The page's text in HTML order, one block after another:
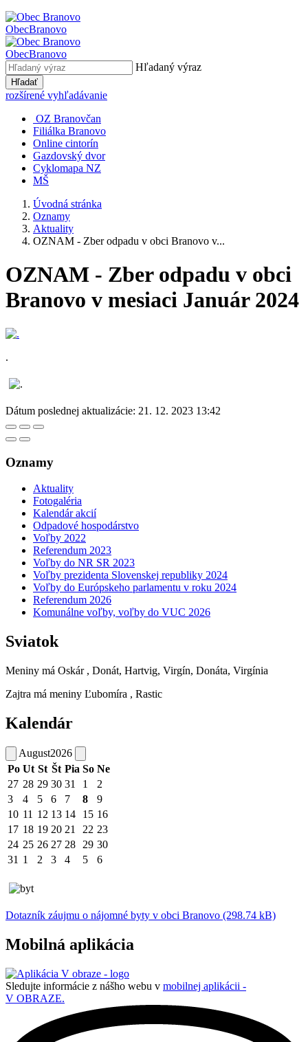
ObecBranovo
ObecBranovo
Hľadaný výraz
Hľadať
rozšírené vyhľadávanie
OZ Branovčan
Filiálka Branovo
Online cintorín
Gazdovský dvor
Cyklomapa NZ
MŠ
Úvodná stránka
Oznamy
Aktuality
OZNAM - Zber odpadu v obci Branovo v...
OZNAM - Zber odpadu v obci
Branovo v mesiaci Január 2024
.
Dátum poslednej aktualizácie: 21. 12. 2023 13:42
Oznamy
Aktuality
Fotogaléria
Kalendár akcií
Odpadové hospodárstvo
Voľby 2022
Referendum 2023
Voľby do NR SR 2023
Voľby prezidenta Slovenskej republiky 2024
Voľby do Európskeho parlamentu v roku 2024
Referendum 2026
Komunálne voľby, voľby do VUC 2026
Sviatok
Meniny má Oskár , Donát, Hartvig, Virgín, Donáta, Virgínia
Zajtra má meniny Ľubomíra , Rastic
Kalendár
August2026
Po Ut St Št Pia So Ne
27 28 29 30 31 1
2
3
4 5 6 7 8
9
10 11 12 13 14 15 16
17 18 19 20 21 22 23
24 25 26 27 28 29 30
31 1 2 3 4 5 6
Dotazník záujmu o nájomné byty v obci Branovo (298.74 kB)
Mobilná aplikácia
Sledujte informácie z nášho webu v mobilnej aplikácii -
V OBRAZE.